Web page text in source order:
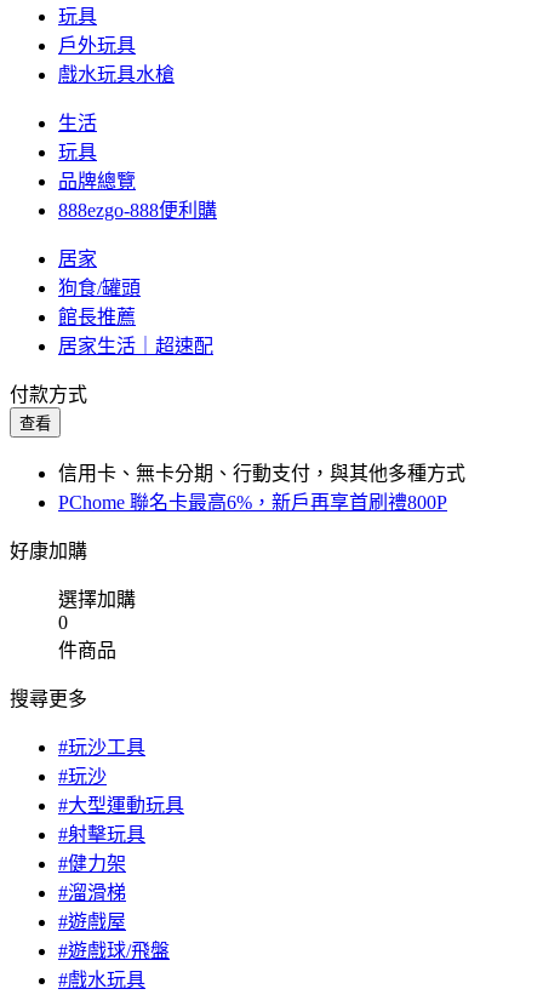
玩具
戶外玩具
戲水玩具水槍
生活
玩具
品牌總覽
888ezgo-888便利購
居家
狗食/罐頭
館長推薦
居家生活｜超速配
付款方式
查看
信用卡、無卡分期、行動支付，與其他多種方式
PChome 聯名卡最高6%，新戶再享首刷禮800P
好康加購
選擇加購
0
件商品
搜尋更多
#玩沙工具
#玩沙
#大型運動玩具
#射擊玩具
#健力架
#溜滑梯
#遊戲屋
#遊戲球/飛盤
#戲水玩具